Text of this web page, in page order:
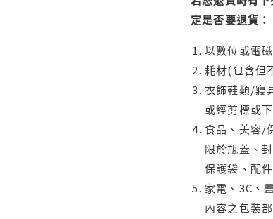
定是否要退貨：
以數位或電
耗材(包含但
衣飾鞋類/寢
或經剪標或
食品、美容/
限於瓶蓋、
保護袋、配
家電、3C、
內容之包裝